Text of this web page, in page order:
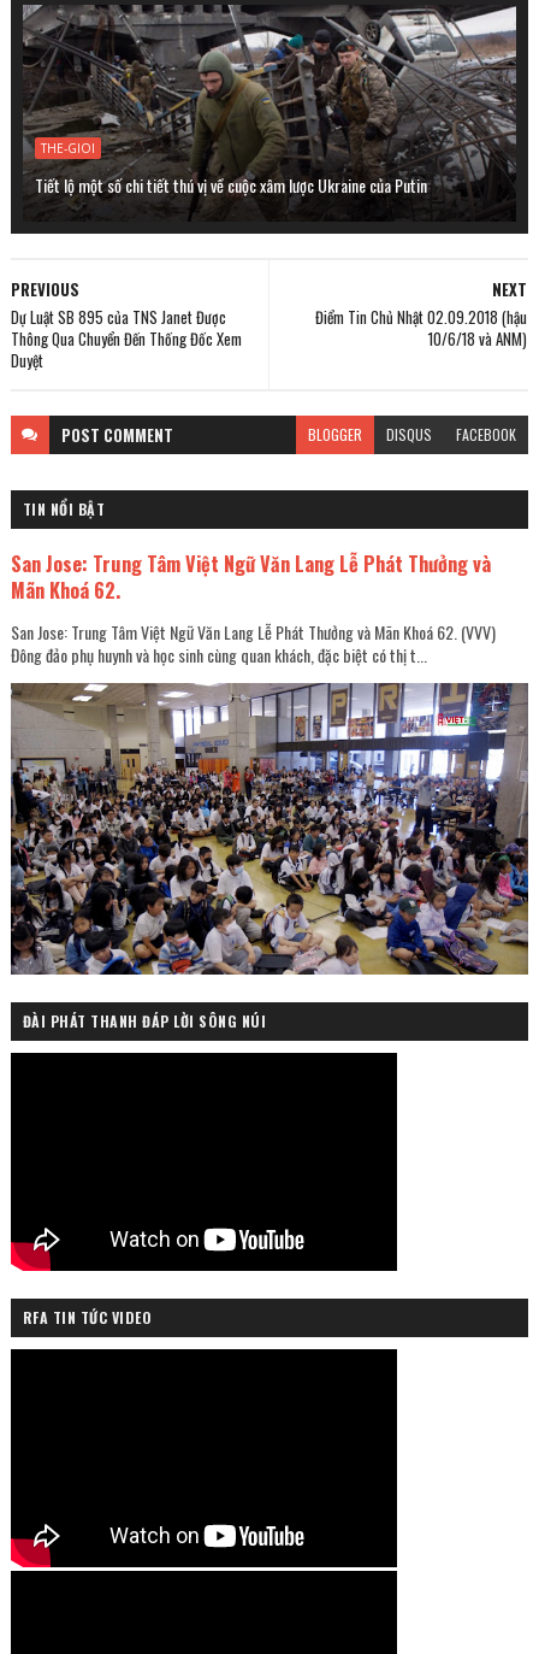
THE-GIOI
Tiết lộ một số chi tiết thú vị về cuộc xâm lược Ukraine của Putin
NEXT
Điểm Tin Chủ Nhật 02.09.2018 (hậu
10/6/18 và ANM)
PREVIOUS
Dự Luật SB 895 của TNS Janet Được
Thông Qua Chuyển Đến Thống Đốc Xem
Duyệt
POST COMMENT BLOGGER DISQUS FACEBOOK
TIN NỔI BẬT
San Jose: Trung Tâm Việt Ngữ Văn Lang Lễ Phát Thưởng và
Mãn Khoá 62.
San Jose: Trung Tâm Việt Ngữ Văn Lang Lễ Phát Thưởng và Mãn Khoá 62. (VVV)
Đông đảo phụ huynh và học sinh cùng quan khách, đặc biệt có thị t...
ĐÀI PHÁT THANH ĐÁP LỜI SÔNG NÚI
RFA TIN TỨC VIDEO